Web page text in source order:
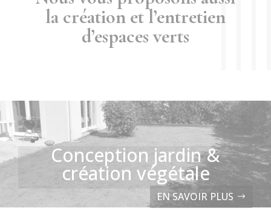
la création et l’entretien
d’espaces verts
Conception jardin &
création végétale
EN SAVOIR PLUS